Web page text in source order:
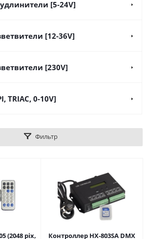
[5-24V]
[12-36V]
[230V]
TRIAC, 0-10V]
Фильтр
(2048 pix,
Контроллер HX-803SA DMX